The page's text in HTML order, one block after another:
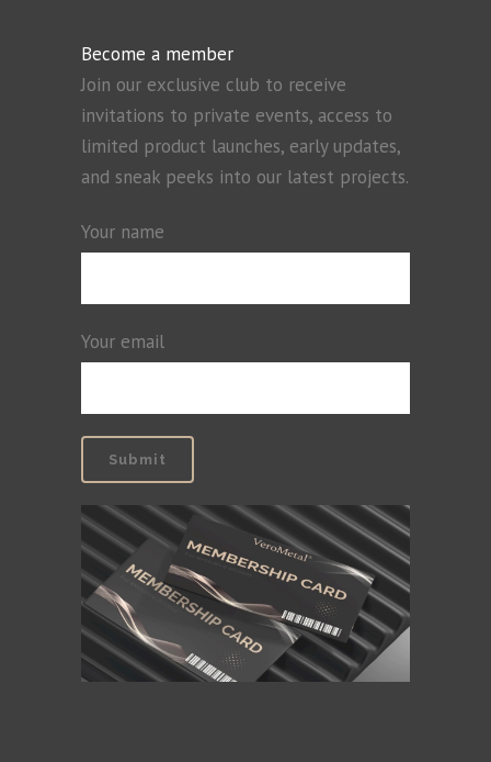
Become a member
Join our exclusive club to receive
invitations to private events, access to
limited product launches, early updates,
and sneak peeks into our latest projects.
Your name
Your email